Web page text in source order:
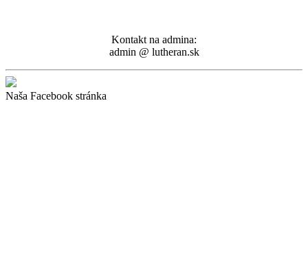
Kontakt na admina:
admin @ lutheran.sk
Naša Facebook stránka